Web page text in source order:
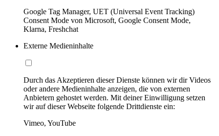
Google Tag Manager, UET (Universal Event Tracking)
Consent Mode von Microsoft, Google Consent Mode,
Klarna, Freshchat
Externe Medieninhalte
Durch das Akzeptieren dieser Dienste können wir dir Videos
oder andere Medieninhalte anzeigen, die von externen
Anbietern gehostet werden. Mit deiner Einwilligung setzen
wir auf dieser Webseite folgende Drittdienste ein:
Vimeo, YouTube